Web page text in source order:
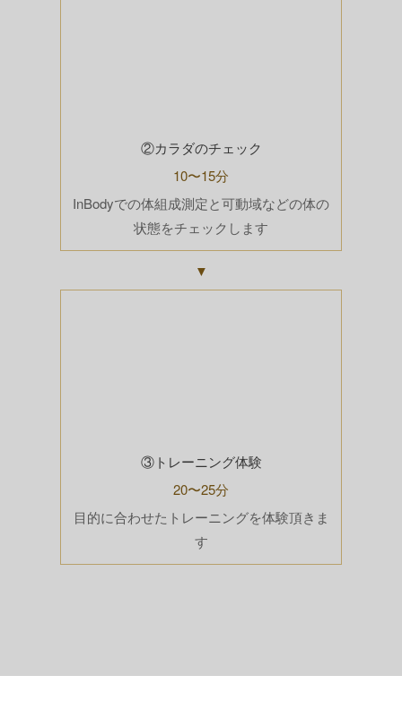
②カラダのチェック
10〜15分
InBodyでの体組成測定と可動域などの体の
状態をチェックします
▼
③トレーニング体験
20〜25分
目的に合わせたトレーニングを体験頂きま
す